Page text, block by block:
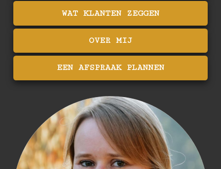
WAT KLANTEN ZEGGEN
OVER MIJ
EEN AFSPRAAK PLANNEN